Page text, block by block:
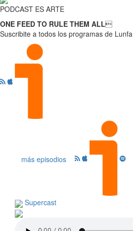
PODCAST ES ARTE
ONE FEED TO RULE THEM ALL
Suscribite a todos los programas de Lunfa
más episodios
Supercast